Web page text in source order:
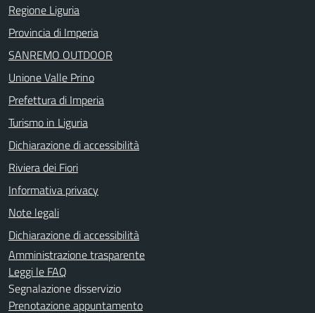
Regione Liguria
Provincia di Imperia
SANREMO OUTDOOR
Unione Valle Prino
Prefettura di Imperia
Turismo in Liguria
Dichiarazione di accessibilità
Riviera dei Fiori
Informativa privacy
Note legali
Dichiarazione di accessibilità
Amministrazione trasparente
Leggi le FAQ
Segnalazione disservizio
Prenotazione appuntamento